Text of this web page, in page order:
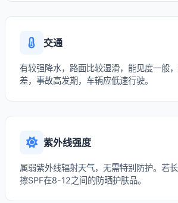
交通
有较强降水，路面比较湿滑，能见度一般
差，事故高发期，车辆应低速行驶。
紫外线强度
属弱紫外线辐射天气，无需特别防护。若
擦SPF在8-12之间的防晒护肤品。